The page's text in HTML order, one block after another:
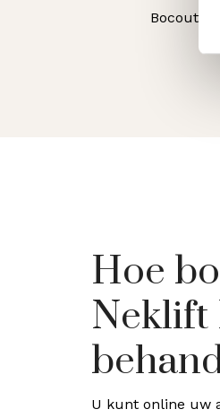
Hoe
Neklift
U kunt online uw